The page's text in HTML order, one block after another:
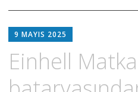
to
content
9 MAYIS 2025
Einhell